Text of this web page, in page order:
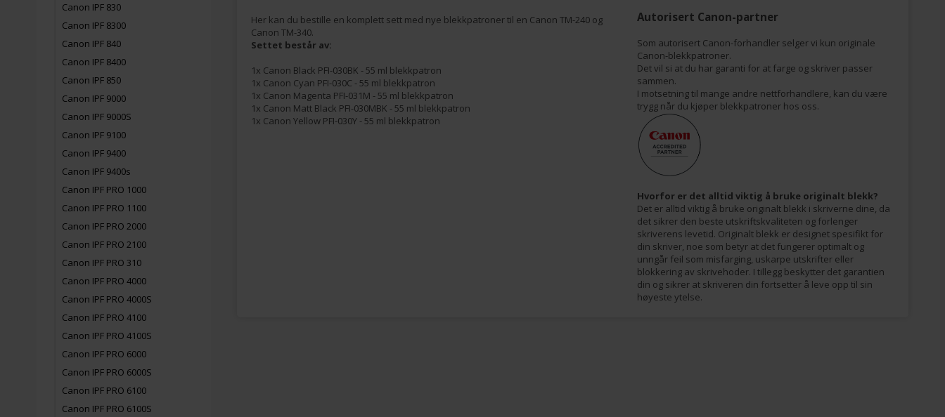
Canon IPF 830
Canon IPF 8300
Canon IPF 840
Canon IPF 8400
Canon IPF 850
Canon IPF 9000
Canon IPF 9000S
Canon IPF 9100
Canon IPF 9400
Canon IPF 9400s
Canon IPF PRO 1000
Canon IPF PRO 1100
Canon IPF PRO 2000
Canon IPF PRO 2100
Canon IPF PRO 310
Canon IPF PRO 4000
Canon IPF PRO 4000S
Canon IPF PRO 4100
Canon IPF PRO 4100S
Canon IPF PRO 6000
Canon IPF PRO 6000S
Canon IPF PRO 6100
Canon IPF PRO 6100S
Her kan du bestille en komplett sett med nye blekkpatroner til en Canon TM-240 og
Canon TM-340.
Settet består av:
1x Canon Black PFI-030BK - 55 ml blekkpatron
1x Canon Cyan PFI-030C - 55 ml blekkpatron
1x Canon Magenta PFI-031M - 55 ml blekkpatron
1x Canon Matt Black PFI-030MBK - 55 ml blekkpatron
1x Canon Yellow PFI-030Y - 55 ml blekkpatron
Autorisert Canon-partner
Som autorisert Canon-forhandler selger vi kun originale
Canon-blekkpatroner.
Det vil si at du har garanti for at farge og skriver passer
sammen.
I motsetning til mange andre nettforhandlere, kan du være
trygg når du kjøper blekkpatroner hos oss.
Hvorfor er det alltid viktig å bruke originalt blekk?
Det er alltid viktig å bruke originalt blekk i skriverne dine, da
det sikrer den beste utskriftskvaliteten og forlenger
skriverens levetid. Originalt blekk er designet spesifikt for
din skriver, noe som betyr at det fungerer optimalt og
unngår feil som misfarging, uskarpe utskrifter eller
blokkering av skrivehoder. I tillegg beskytter det garantien
din og sikrer at skriveren din fortsetter å leve opp til sin
høyeste ytelse.